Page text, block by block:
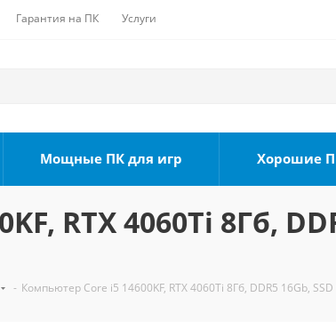
Гарантия на ПК Услуги
Мощные ПК для игр Хорошие
RTX 4060Ti 8Гб,
- Компьютер Core i5 14600KF, RTX 4060Ti 8Гб, DDR5 16Gb,